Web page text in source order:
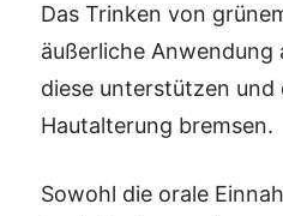
Das Trinken von
äußerliche Anwendung
diese unterstützen und
Hautalterung bremsen.
Sowohl die orale